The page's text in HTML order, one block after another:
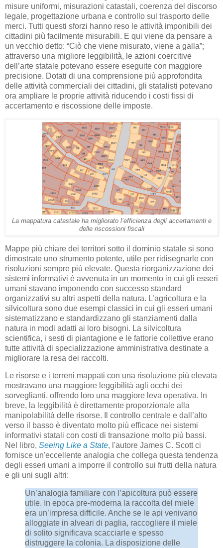
misure uniformi, misurazioni catastali, coerenza del discorso
legale, progettazione urbana e controllo sul trasporto delle
merci. Tutti questi sforzi hanno reso le attività imponibili dei
cittadini più facilmente misurabili. E qui viene da pensare a
un vecchio detto: “Ciò che viene misurato, viene a galla”;
attraverso una migliore leggibilità, le azioni coercitive
dell’arte statale potevano essere eseguite con maggiore
precisione. Dotati di una comprensione più approfondita
delle attività commerciali dei cittadini, gli statalisti potevano
ora ampliare le proprie attività riducendo i costi fissi di
accertamento e riscossione delle imposte.
La mappatura catastale ha migliorato l’efficienza degli accertamenti e
delle riscossioni fiscali
Mappe più chiare dei territori sotto il dominio statale si sono
dimostrate uno strumento potente, utile per ridisegnarle con
risoluzioni sempre più elevate. Questa riorganizzazione dei
sistemi informativi è avvenuta in un momento in cui gli esseri
umani stavano imponendo con successo standard
organizzativi su altri aspetti della natura. L’agricoltura e la
silvicoltura sono due esempi classici in cui gli esseri umani
sistematizzano e standardizzano gli stanziamenti dalla
natura in modi adatti ai loro bisogni. La silvicoltura
scientifica, i sesti di piantagione e le fattorie collettive erano
tutte attività di specializzazione amministrativa destinate a
migliorare la resa dei raccolti.
Le risorse e i terreni mappati con una risoluzione più elevata
mostravano una maggiore leggibilità agli occhi dei
sorveglianti, offrendo loro una maggiore leva operativa. In
breve, la leggibilità è direttamente proporzionale alla
manipolabilità delle risorse. Il controllo centrale e dall’alto
verso il basso è diventato molto più efficace nei sistemi
informativi statali con costi di transazione molto più bassi.
Nel libro, Seeing Like a State, l'autore James C. Scott ci
fornisce un'eccellente analogia che collega questa tendenza
degli esseri umani a imporre il controllo sui frutti della natura
e gli uni sugli altri:
Un’analogia familiare con l’apicoltura può essere
utile. In epoca pre-moderna la raccolta del miele
era un’impresa difficile. Anche se le api venivano
alloggiate in alveari di paglia, raccogliere il miele
di solito significava scacciarle e spesso
distruggere la colonia. La disposizione delle